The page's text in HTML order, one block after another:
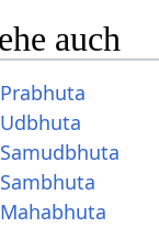
auch
Prabhuta
Udbhuta
Samudbhuta
Sambhuta
Mahabhuta